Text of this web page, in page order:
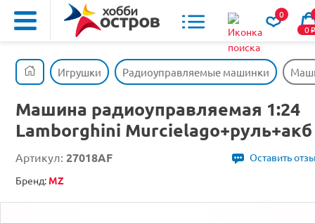
0
0o
Игрушки Радиоуправляемые машинки
Машина радиоуправляемая 1:24
Lamborghini Murcielago+руль+акб
Артикул: 27018AF
Оставить
Бренд: MZ